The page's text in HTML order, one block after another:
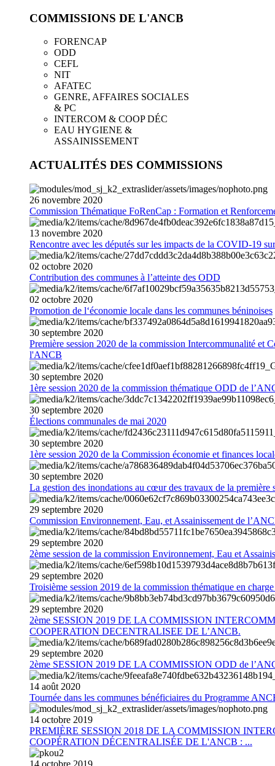
COMMISSIONS DE L'ANCB
FORENCAP
ODD
CEFL
NIT
AFATEC
GENRE, AFFAIRES SOCIALES
& PC
INTERCOM & COOP DÉC
EAU HYGIENE &
ASSAINISSEMENT
ACTUALITÉS DES COMMISSIONS
26 novembre 2020
Commission Thématique FoRenCap : Formation et
13 novembre 2020
Rencontre avec les députés sur les impacts de la COVID-19
02 octobre 2020
Contribution des communes à l’atteinte des ODD
02 octobre 2020
Promotion de l‘économie locale dans les communes béninoises
30 septembre 2020
Première session 2020 de la commission Intercommunalité et
l'ANCB
30 septembre 2020
1ère session 2020 de la commission thématique ODD de
30 septembre 2020
Élections communales de mai 2020
30 septembre 2020
1ère session 2020 de la Commission économie et finances
30 septembre 2020
La gestion des inondations au cœur des travaux de la première
29 septembre 2020
Commission Environnement, Eau, et Assainissement de
29 septembre 2020
2ème session de la commission Environnement, Eau et
29 septembre 2020
Troisième session 2019 de la commission thématique en
29 septembre 2020
2ème SESSION 2019 DE LA COMMISSION
COOPERATION DECENTRALISEE DE L’ANCB.
29 septembre 2020
2ème SESSION 2019 DE LA COMMISSION ODD de
14 août 2020
Tournée dans les communes bénéficiaires du Programme
14 octobre 2019
PREMIÈRE SESSION 2018 DE LA COMMISSION
COOPÉRATION DÉCENTRALISÉE DE L'ANCB : ...
14 octobre 2019